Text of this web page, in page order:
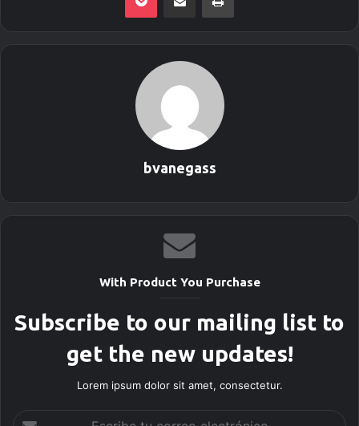
bvanegass
With Product You Purchase
Subscribe to our mailing list to
get the new updates!
Lorem ipsum dolor sit amet, consectetur.